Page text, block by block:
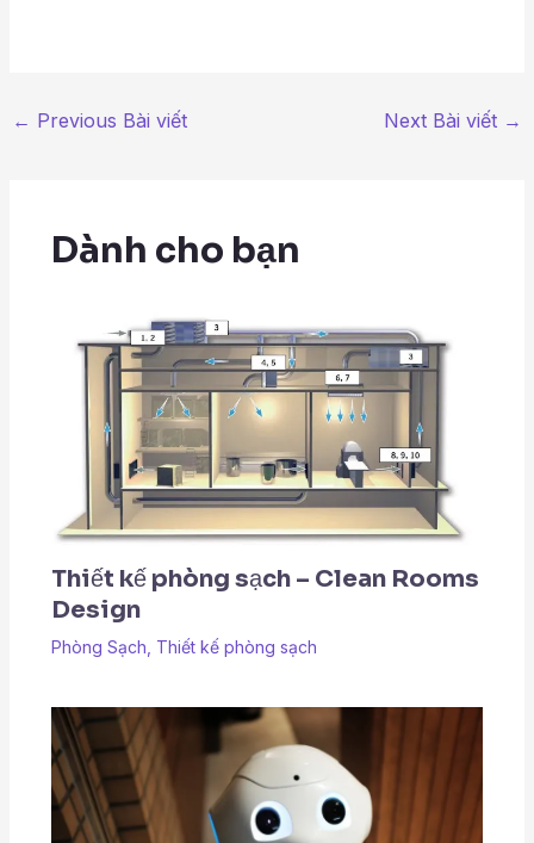
← Previous Bài viết Next Bài viết →
Dành cho bạn
Thiết kế phòng sạch – Clean Rooms
Design
Phòng Sạch Thiết kế phòng sạch